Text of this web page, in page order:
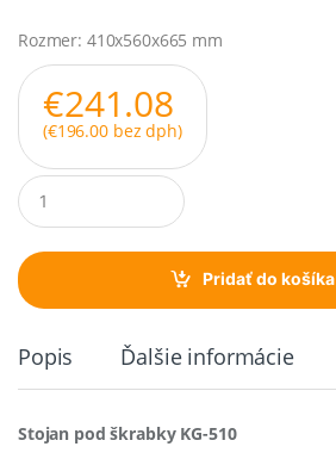
Rozmer: 410x560x665 mm
€241.08
(€196.00bez dph)
Q
u
a
t
i
Pridať do košíka
Popis Ďalšie informácie
Stojan pod škrabky KG-510